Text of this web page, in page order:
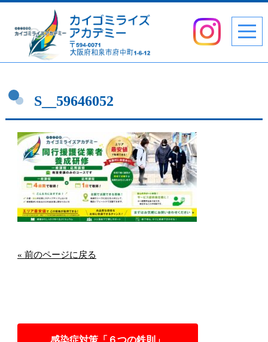
S__59646052
« 前のページに戻る
感染症対策「６つの鉄則」